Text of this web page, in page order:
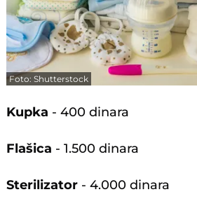
Foto: Shutterstock
Kupka - 400 dinara
Flašica - 1.500 dinara
Sterilizator - 4.000 dinara